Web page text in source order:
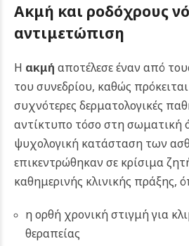
Ακμή και ροδόχρους
αντιμετώπιση
Η ακμή αποτέλεσε έναν από
του συνεδρίου, καθώς
συχνότερες δερματολογικές
αντίκτυπο τόσο στη σωματική
ψυχολογική κατάσταση των
επικεντρώθηκαν σε κρίσιμα
καθημερινής κλινικής πράξης,
η ορθή χρονική στιγμή για
θεραπείας